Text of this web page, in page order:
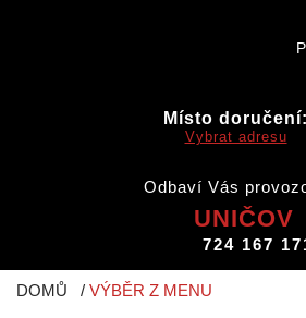
Místo doručení:
Vybrat adresu
Odbaví Vás
UNIČOV
724 167
DOMŮ VÝBĚR Z MENU